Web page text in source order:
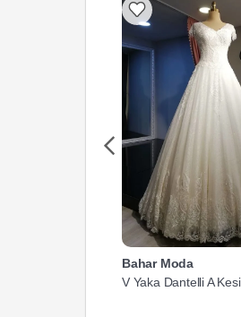
Bahar Moda
V Yaka Dantelli A